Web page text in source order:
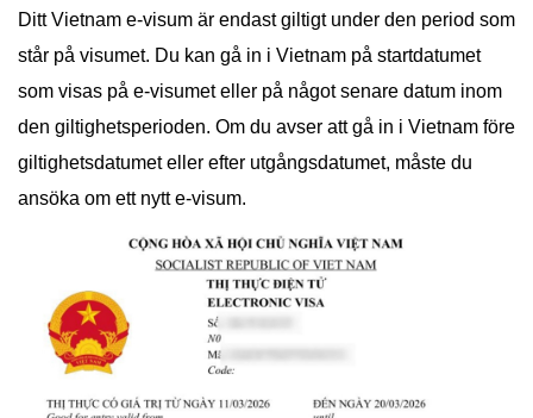
Ditt Vietnam e-visum är endast giltigt under den period som
står på visumet. Du kan gå in i Vietnam på startdatumet
som visas på e-visumet eller på något senare datum inom
den giltighetsperioden. Om du avser att gå in i Vietnam före
giltighetsdatumet eller efter utgångsdatumet, måste du
ansöka om ett nytt e-visum.